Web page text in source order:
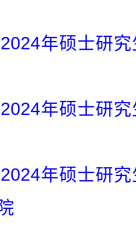
年硕士研
年硕士研
年硕士研